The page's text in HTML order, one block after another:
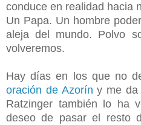
conduce en realidad hacia
Un Papa. Un hombre
aleja del mundo. Polvo
volveremos.
Hay días en los que no
oración de Azoríny me da
Ratzinger también lo ha
deseo de pasar el resto